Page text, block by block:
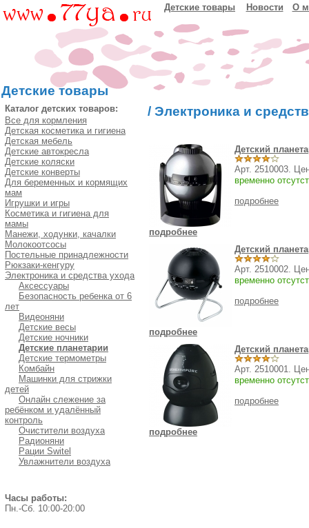
Детские товары
Детские товары Новости О
Каталог детских товаров:
Все для кормления
Детская косметика и гигиена
Детская мебель
Детские автокресла
Детские коляски
Детские конверты
Для беременных и кормящих
мам
Игрушки и игры
Косметика и гигиена для
мамы
Манежи, ходунки, качалки
Молокоотсосы
Постельные принадлежности
Рюкзаки-кенгуру
Электроника и средства ухода
Аксессуары
Безопасность ребенка от 6
лет
Видеоняни
Детские весы
Детские ночники
Детские планетарии
Детские термометры
Комбайн
Машинки для стрижки
детей
Онлайн слежение за
ребёнком и удалённый
контроль
Очистители воздуха
Радионяни
Рации Switel
Увлажнители воздуха
Часы работы:
Пн.-Cб. 10:00-20:00
/ Электроника и
подробнее
Детский
Арт. 2510003.
временно
подробнее
подробнее
Детский
Арт. 2510002.
временно
подробнее
подробнее
Детский
Арт. 2510001.
временно
подробнее